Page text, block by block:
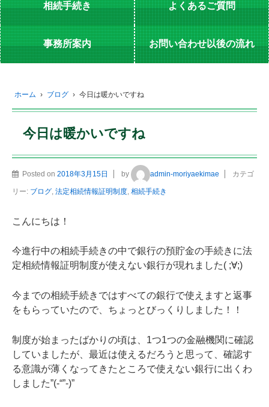
相続手続き よくあるご質問
事務所案内 お問い合わせ以後の流れ
ホーム › ブログ › 今日は暖かいですね
今日は暖かいですね
Posted on 2018年3月15日 by admin-moriyaekimae カテゴ
リー: ブログ, 法定相続情報証明制度, 相続手続き
こんにちは！
今進行中の相続手続きの中で銀行の預貯金の手続きに法
定相続情報証明制度が使えない銀行が現れました( ;∀;)
今までの相続手続きではすべての銀行で使えますと返事
をもらっていたので、ちょっとびっくりしました！！
制度が始まったばかりの頃は、1つ1つの金融機関に確認
していましたが、最近は使えるだろうと思って、確認す
る意識が薄くなってきたところで使えない銀行に出くわ
しました”(-“”-)”